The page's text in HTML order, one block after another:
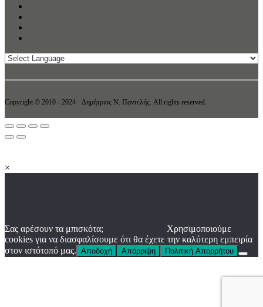
Copyright © 2010 - 2024 · Δημήτριος N. Παντελής. All rights reserved.
×
Σας αρέσουν τα μπισκότα;
Χρησιμοποιούμε
cookies για να διασφαλίσουμε ότι θα έχετε την καλύτερη εμπειρία
στον ιστότοπό μας. Αποδοχή Απόρριψη Πολιτική Απορρήτου